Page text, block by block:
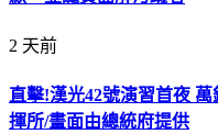
2 天前
直擊!漢光42號演習首夜
揮所/畫面由總統府提供